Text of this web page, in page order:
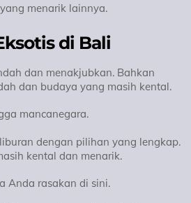
menarik lainnya.
di Bali
dan menakjubkan. Bahkan
dan budaya yang masih kental.
mancanegara.
dengan pilihan yang lengkap.
kental dan menarik.
Anda rasakan di sini.